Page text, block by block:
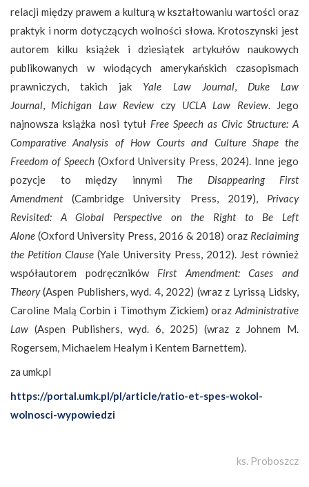
relacji między prawem a kulturą w kształtowaniu wartości oraz
praktyk i norm dotyczących wolności słowa. Krotoszynski jest
autorem kilku książek i dziesiątek artykułów naukowych
publikowanych w wiodących amerykańskich czasopismach
prawniczych, takich jak Yale Law Journal, Duke Law
Journal, Michigan Law Review czy UCLA Law Review. Jego
najnowsza książka nosi tytuł Free Speech as Civic Structure: A
Comparative Analysis of How Courts and Culture Shape the
Freedom of Speech (Oxford University Press, 2024). Inne jego
pozycje to między innymi The Disappearing First
Amendment(Cambridge University Press, 2019), Privacy
Revisited: A Global Perspective on the Right to Be Left
Alone (Oxford University Press, 2016 & 2018) oraz Reclaiming
the Petition Clause (Yale University Press, 2012). Jest również
współautorem podręczników First Amendment: Cases and
Theory(Aspen Publishers, wyd. 4, 2022) (wraz z Lyrissą Lidsky,
Caroline Malą Corbin i Timothym Zickiem) oraz Administrative
Law (Aspen Publishers, wyd. 6, 2025) (wraz z Johnem M.
Rogersem, Michaelem Healym i Kentem Barnettem).
za umk.pl
https://portal.umk.pl/pl/article/ratio-et-spes-wokol-
wolnosci-wypowiedzi
ks. Proboszcz